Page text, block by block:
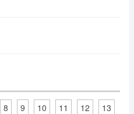
8 9 10 11 12
13